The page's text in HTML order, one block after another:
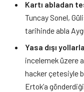
Kartı abladan
Tuncay Sonel,
tarihinde abla
Yasa dışı
incelemek üzere
hacker çetesiyle
Ertok’a